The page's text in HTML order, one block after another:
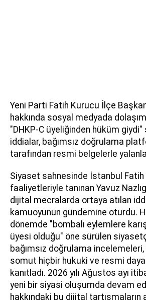
Yeni Parti Fatih Kurucu İlçe
hakkında sosyal medyada
"DHKP-C üyeliğinden hüküm giydi"
iddialar, bağımsız doğrulama
tarafından resmi belgelerle
Siyaset sahnesinde İstanbul
faaliyetleriyle tanınan Yavuz
dijital mecralarda ortaya atılan
kamuoyunun gündemine oturdu.
dönemde "bombalı eylemlere
üyesi olduğu" öne sürülen
bağımsız doğrulama
somut hiçbir hukuki ve resmi
kanıtladı. 2026 yılı Ağustos ayı
yeni bir siyasi oluşumda devam
hakkındaki bu dijital tartışmaların